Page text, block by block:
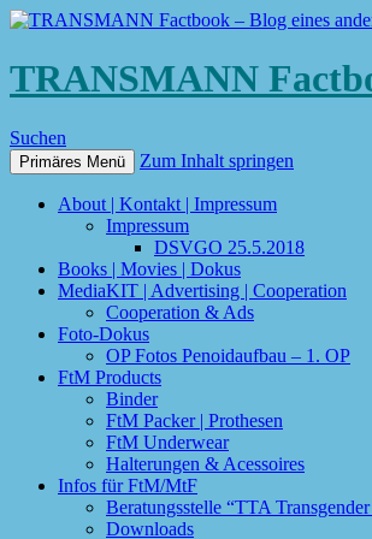
TRANSMANN
Suchen
Primäres Menü Zum Inhalt springen
About | Kontakt | Impressum
Impressum
DSVGO 25.5.2018
Books | Movies | Dokus
MediaKIT | Advertising | Cooperation
Cooperation & Ads
Foto-Dokus
OP Fotos Penoidaufbau – 1. OP
FtM Products
Binder
FtM Packer | Prothesen
FtM Underwear
Halterungen & Acessoires
Infos für FtM/MtF
Beratungsstelle “TTA
Downloads